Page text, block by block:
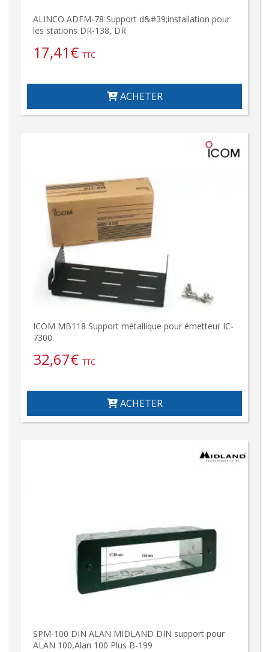
ALINCO ADFM-78 Support d&#39;installation pour
les stations DR-138, DR
17,41€ TTC
ACHETER
ICOM MB118 Support métallique pour émetteur IC-
7300
32,67€ TTC
ACHETER
SPM-100 DIN ALAN MIDLAND DIN support pour
ALAN 100,Alan 100 Plus B-199